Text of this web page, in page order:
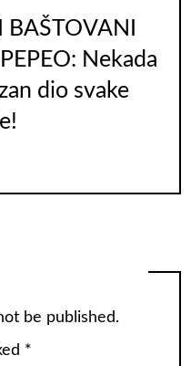
Nekada
dio svake
be published.
*